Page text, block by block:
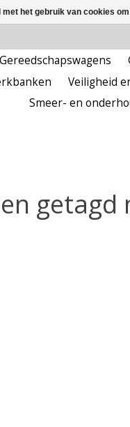
Gereedschapswagens
Veiligheid
Smeer- en
getagd
het gebruik van cookies